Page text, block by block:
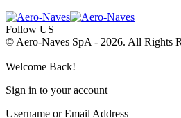
Follow US
© Aero-Naves SpA - 2026. All Rights
Welcome Back!
Sign in to your account
Username or Email Address